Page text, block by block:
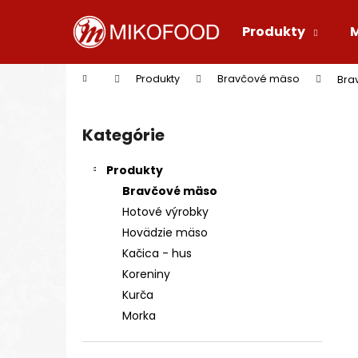
Produkty
Domov Produkty Bravčové mäso
Preskočiť
kategórie
Kategórie
Produkty
Bravčové mäso
Hotové výrobky
Hovädzie mäso
Kačica - hus
Koreniny
Kurča
Morka
í
Späť
do
Späť
do